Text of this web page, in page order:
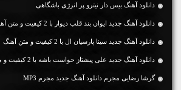
دانلود آهنگ بیس دار نیترو پر انرژی باشگاهی
دانلود آهنگ جديد ایوان بند قلب دیوار با 2 کیفیت و متن آهنگ
دانلود آهنگ جديد سینا پارسیان ال با 2 کیفیت و متن آهنگ
دانلود آهنگ جديد علی پیشتاز حواست باشه با 2 کیفیت و متن آهنگ
گرشا رضایی مجرم دانلود آهنگ جدید مجرم MP3